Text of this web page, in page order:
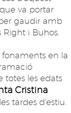
va portar
gaudir amb
Right i Buhos.
fonaments en la
totes les edats
Cristina
tardes d'estiu.